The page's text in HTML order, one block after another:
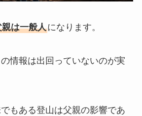
親は一般人になります。
情報は出回っていないのが実
もある登山は父親の影響であ